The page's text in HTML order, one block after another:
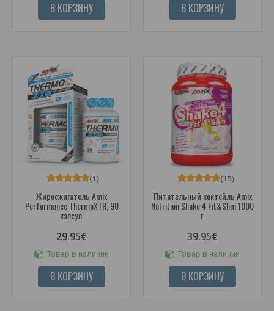
В КОРЗИНУ В КОРЗИНУ
Жиросжигатель Amix
Performance ThermoXTR, 90
капсул.
(1)
29.95€
Товар в наличии
В КОРЗИНУ
Питательный коктейль Amix
Nutrition Shake 4 Fit&Slim 1000
г.
(15)
39.95€
Товар в наличии
В КОРЗИНУ